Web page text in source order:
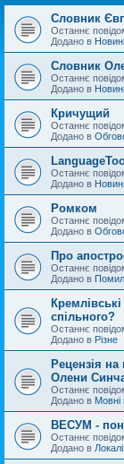
Словник
Останнє
Додано в
Словник
Останнє
Додано в
Кричущий
Останнє
Додано в
Останнє
Додано в
Ромком
Останнє
Додано в
Про
Останнє
Додано в
спільного?
Останнє
Додано в Різне
Рецензія
Олени
Останнє
Додано в Мовні
ВЕСУМ -
Останнє
Додано в